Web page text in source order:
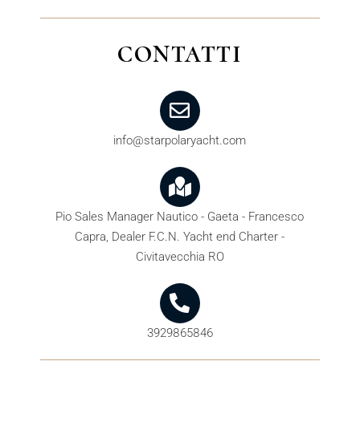
CONTATTI
info@starpolaryacht.com
Pio Sales Manager Nautico - Gaeta - Francesco
Capra, Dealer F.C.N. Yacht end Charter -
Civitavecchia RO
3929865846